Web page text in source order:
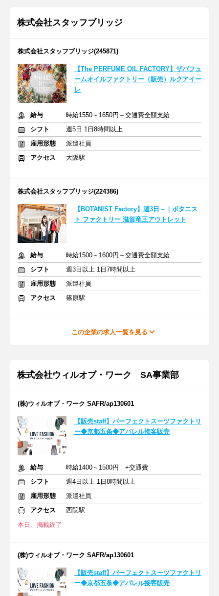
株式会社スタッフブリッジ
株式会社スタッフブリッジ(245871)
【The PERFUME OIL FACTORY】ザパフュ
ームオイルファクトリー（販売）ルクアイー
レ
給与
時給1550～1650円＋交通費全額支給
シフト
週5日 1日8時間以上
雇用形態
派遣社員
アクセス
大阪駅
株式会社スタッフブリッジ(224386)
【BOTANIST Factory】週3日～｜ボタニス
ト ファクトリー 滋賀竜王アウトレット
給与
時給1500～1600円＋交通費全額支給
シフト
週3日以上 1日7時間以上
雇用形態
派遣社員
アクセス
篠原駅
この企業の求人一覧を見る
株式会社ウィルオブ・ワーク SA事業部
(株)ウィルオブ・ワーク SAFR/ap130601
【販売staff】パーフェクトスーツファクトリ
ー◆京都五条◆アパレル接客販売
給与
時給1400～1500円 +交通費
シフト
週4日以上 1日8時間以上
雇用形態
派遣社員
アクセス
西院駅
本日、掲載終了
(株)ウィルオブ・ワーク SAFR/ap130601
【販売staff】パーフェクトスーツファクトリ
ー◆京都五条◆アパレル接客販売